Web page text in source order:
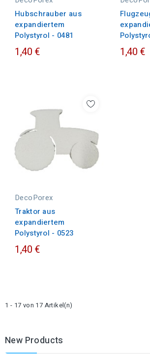
Hubschrauber aus
expandiertem
Polystyrol - 0481
1,40 € 1,40 €
DecoPorex
Traktor aus
expandiertem
Polystyrol - 0523
1,40 €
1 - 17 von 17 Artikel(n)
New Products